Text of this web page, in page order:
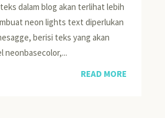
dalam blog akan terlihat lebih
neon lights text diperlukan
berisi teks yang akan
neonbasecolor,...
READ MORE